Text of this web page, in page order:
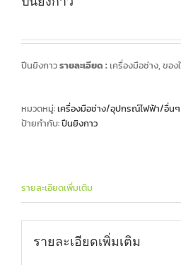
ปืนยิงกาวรายละเอียด : เครื่องมือช่าง, ของ
หมวดหมู่:เครื่องมือช่าง/อุปกรณ์ไฟฟ้า/อื่นๆ
ป้ายกำกับ:ปืนยิงกาว
รายละเอียดเพิ่มเติม
รายละเอียดเพิ่มเติม